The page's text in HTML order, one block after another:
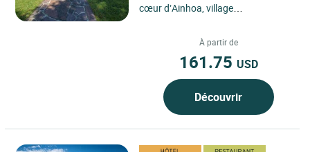
cœur d’Ainhoa, village
classé parmi les plus beaux...
À partir de
161.75 USD
Découvrir